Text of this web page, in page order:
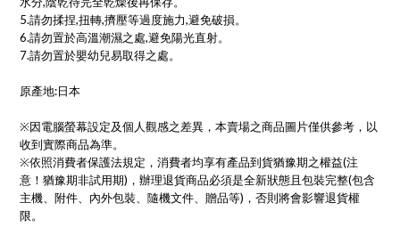
5.請勿揉捏,扭轉,擠壓等過度施力,避免破損。
6.請勿置於高溫潮濕之處,避免陽光直射。
7.請勿置於嬰幼兒易取得之處。
原產地:日本
※因電腦螢幕設定及個人觀感之差異，本賣場之商品圖片僅供參考，以
收到實際商品為準。
※依照消費者保護法規定，消費者均享有產品到貨猶豫期之權益(注
意！猶豫期非試用期)，辦理退貨商品必須是全新狀態且包裝完整(包含
主機、附件、內外包裝、隨機文件、贈品等)，否則將會影響退貨權
限。